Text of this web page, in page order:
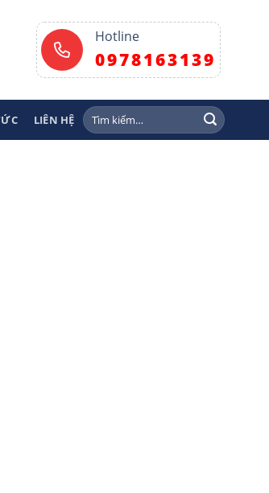
Hotline
0978163139
LIÊN HỆ
Tìm
kiếm: